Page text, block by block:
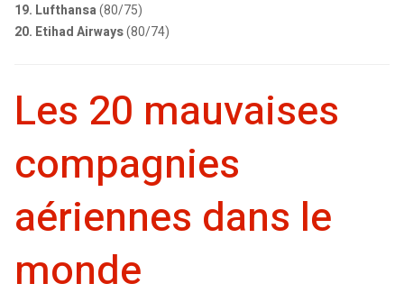
19. Lufthansa(80/75)
20. Etihad Airways(80/74)
Les 20 mauvaises
compagnies
aériennes dans le
monde